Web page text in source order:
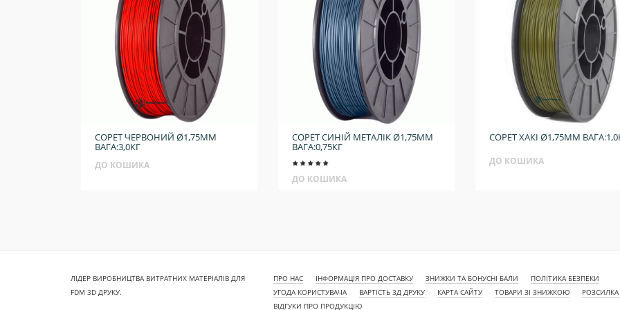
COPET ЧЕРВОНИЙ Ø1,75ММ
ВАГА:3,0КГ
ДО КОШИКА
COPET СИНІЙ МЕТАЛІК Ø1,75ММ
ВАГА:0,75КГ
ДО КОШИКА
COPET ХАКІ Ø1,75ММ
ДО КОШИКА
ЛІДЕР ВИРОБНИЦТВА ВИТРАТНИХ МАТЕРІАЛІВ ДЛЯ
FDM 3D ДРУКУ.
ПРО НАС ІНФОРМАЦІЯ ПРО ДОСТАВКУ ЗНИЖКИ ТА БОНУСНІ БАЛИ
ПОЛІТИКА БЕЗПЕКИ
УГОДА КОРИСТУВАЧА
ВАРТІСТЬ 3Д ДРУКУ КАРТА САЙТУ ТОВАРИ ЗІ ЗНИЖКОЮ
ВІДГУКИ ПРО ПРОДУКЦІЮ